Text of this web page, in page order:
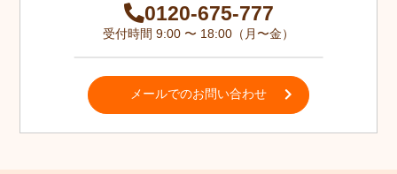
0120-675-777
受付時間 9:00 〜 18:00（月〜金）
メールでのお問い合わせ